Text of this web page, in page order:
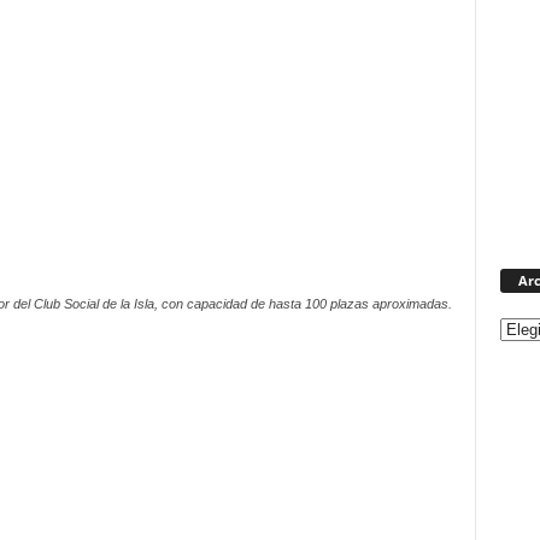
del Club Social de la Isla, con capacidad de hasta 100 plazas aproximadas.